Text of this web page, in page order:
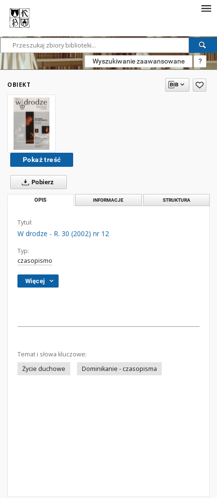
Wyszukiwanie zaawansowane ?
OBIEKT
Pokaż treść
Pobierz
OPIS INFORMACJE STRUKTURA
Tytuł:
W drodze - R. 30 (2002) nr 12
Typ:
czasopismo
Więcej
Temat i słowa kluczowe:
Życie duchowe
Dominikanie - czasopisma